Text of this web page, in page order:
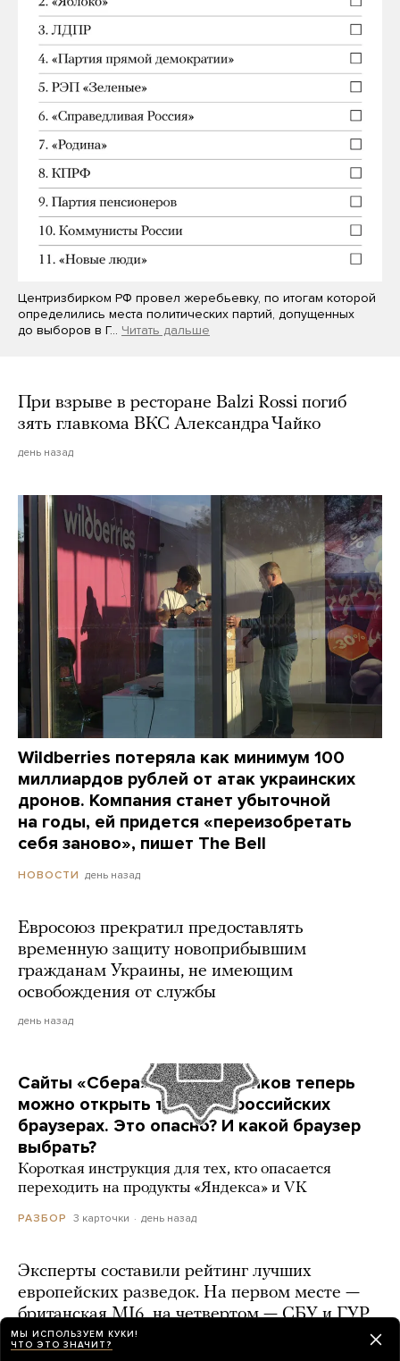
Центризбирком РФ провел жеребьевку, по итогам которой
определились места политических партий, допущенных
до выборов в Г… Читать дальше
При взрыве в ресторане Balzi Rossi погиб
зять главкома ВКС Александра Чайко
день назад
Wildberries потеряла как минимум 100
миллиардов рублей от атак украинских
дронов. Компания станет убыточной
на годы, ей придется «переизобретать
себя заново», пишет The Bell
НОВОСТИ день назад
Евросоюз прекратил предоставлять
временную защиту новоприбывшим
гражданам Украины, не имеющим
освобождения от службы
день назад
Сайты «Сбера» и других банков теперь
можно открыть только в российских
браузерах. Это опасно? И какой браузер
выбрать?
Короткая инструкция для тех, кто опасается
переходить на продукты «Яндекса» и VK
РАЗБОР 3 карточки день назад
Эксперты составили рейтинг лучших
европейских разведок. На первом месте —
британская MI6, на четвертом — СБУ и ГУР
день назад
МЫ ИСПОЛЬЗУЕМ КУКИ!
ЧТО ЭТО ЗНАЧИТ?